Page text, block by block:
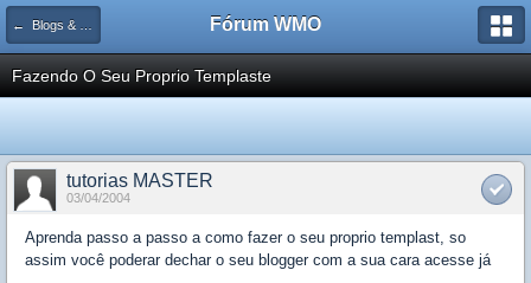
← Blogs & Flogs Fórum WMO
Fazendo O Seu Proprio Templaste
tutorias MASTER
03/04/2004
Aprenda passo a passo a como fazer o seu proprio templast, so
assim você poderar dechar o seu blogger com a sua cara acesse já